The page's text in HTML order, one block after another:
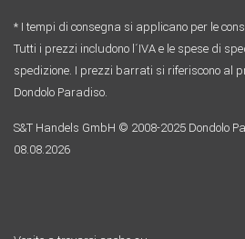
* I tempi di consegna si applicano per le
Tutti i prezzi includono l´IVA e le spese di
spedizione. I prezzi barrati si riferiscono al
Dondolo Paradiso.
S&T Handels GmbH © 2008-2025 Dondolo
08.08.2026